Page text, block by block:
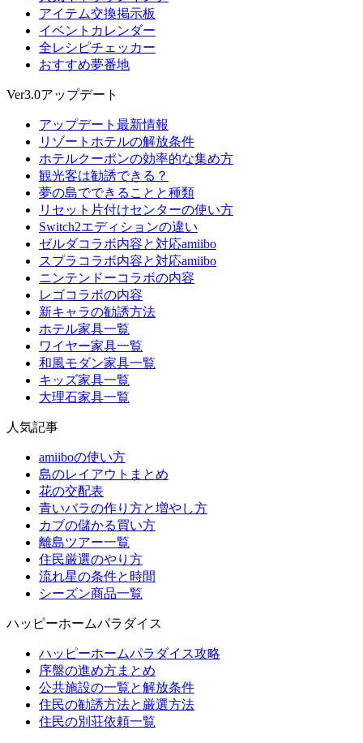
アイテム交換掲示板
イベントカレンダー
全レシピチェッカー
おすすめ夢番地
Ver3.0アップデート
アップデート最新情報
リゾートホテルの解放条件
ホテルクーポンの効率的な集め方
観光客は勧誘できる？
夢の島でできることと種類
リセット片付けセンターの使い方
Switch2エディションの違い
ゼルダコラボ内容と対応amiibo
スプラコラボ内容と対応amiibo
ニンテンドーコラボの内容
レゴコラボの内容
新キャラの勧誘方法
ホテル家具一覧
ワイヤー家具一覧
和風モダン家具一覧
キッズ家具一覧
大理石家具一覧
人気記事
amiiboの使い方
島のレイアウトまとめ
花の交配表
青いバラの作り方と増やし方
カブの儲かる買い方
離島ツアー一覧
住民厳選のやり方
流れ星の条件と時間
シーズン商品一覧
ハッピーホームパラダイス
ハッピーホームパラダイス攻略
序盤の進め方まとめ
公共施設の一覧と解放条件
住民の勧誘方法と厳選方法
住民の別荘依頼一覧